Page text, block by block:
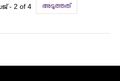
- 2 of 4 അടുത്തത്